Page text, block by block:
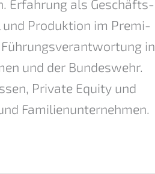
Erfah­rung als Geschäfts­
und Produk­ti­on im Premi­
in
und der Bundes­wehr.
Priva­te Equity und
Famili­en­un­ter­neh­men.